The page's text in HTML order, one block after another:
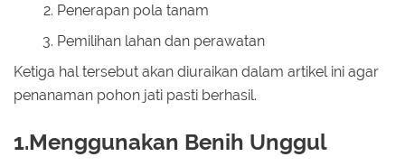
Penerapan pola tanam
Pemilihan lahan dan perawatan
Ketiga hal tersebut akan diuraikan dalam artikel ini agar
penanaman pohon jati pasti berhasil.
1.Menggunakan Benih Unggul